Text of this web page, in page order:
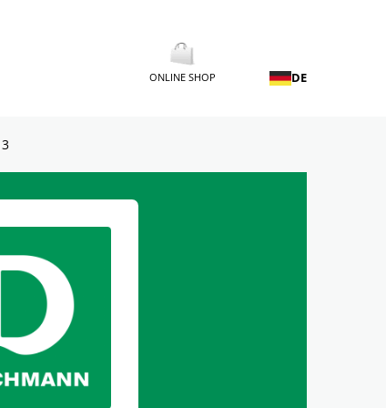
ONLINE SHOP DE